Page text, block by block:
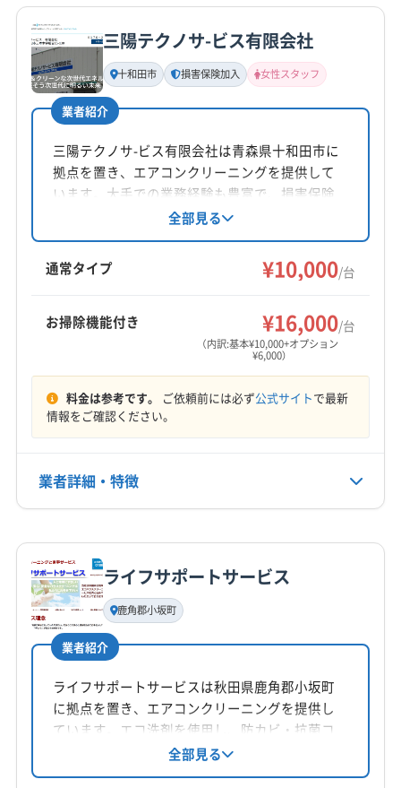
基本情報
代表者名
成谷仁
所在地
青森県八戸市田向館越下1-7
対応地域
十和田市
三戸郡階上町
三戸郡五戸町
三戸郡三戸町
三戸郡田子町
上北郡おいらせ町
上北郡野辺地町
上北郡六戸町
(岩手県) 九戸郡九戸村
(岩手県) 九戸郡野田村
(岩手県) 九戸郡洋野町
(岩手県) 二戸市
定休日
年中無休
0120-745-182
三陽テクノサ-ビス有限会社
十和田市 損害保険加入 女性スタッフ
業者紹介
三陽テクノサ-ビス有限会社は青森県十和田市に
拠点を置き、エアコンクリーニングを提供して
います。大手での業務経験も豊富で、損害保険
にも加入済み。女性スタッフの同行も可能で、
駐車代金は利用者負担なしです。青森県内と岩
手県の一部地域に対応し、丁寧な作業を心がけ
ています。基本料金10,000円からで、複数台割引
全部見る
通常タイプ ¥10,000/台
お掃除機能付き ¥16,000/台
（内訳:基本¥10,000+オプション
¥6,000）
料金は参考です。 ご依頼前には必ず公式サイトで最新
情報をご確認ください。
業者詳細・特徴
基本情報
代表者名
非公開
所在地
青森県十和田市
対応地域
弘前市 黒石市
十和田市
青森市 八戸市 平川市
三戸郡階上町
ライフサポートサービス
鹿角郡小坂町
業者紹介
ライフサポートサービスは秋田県鹿角郡小坂町
に拠点を置き、エアコンクリーニングを提供し
ています。エコ洗剤を使用し、防カビ・抗菌コ
ーティングにも対応。土日祝日も対応可能で、
丁寧な作業が魅力です。
全部見る